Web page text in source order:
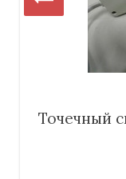
Точечный